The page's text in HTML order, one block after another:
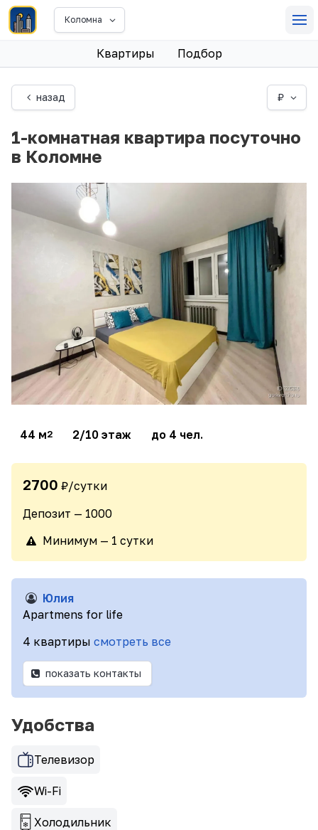
Коломна
Квартиры Подбор
назад ₽
1-комнатная квартира посуточно
в Коломне
44 м2 2/10 этаж до 4 чел.
2700 ₽/сутки
Депозит — 1000
Минимум — 1 сутки
Юлия
Apartmens for life
4 квартиры смотреть все
показать контакты
Удобства
Телевизор
Wi-Fi
Холодильник